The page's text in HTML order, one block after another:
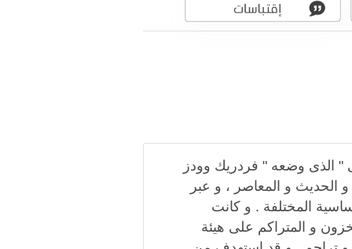
" الذى وضعه " فردريك وودز
و الحديث و المعاصر ، و عبر
المختلفة . و كانت
و المتراكم على هيئة